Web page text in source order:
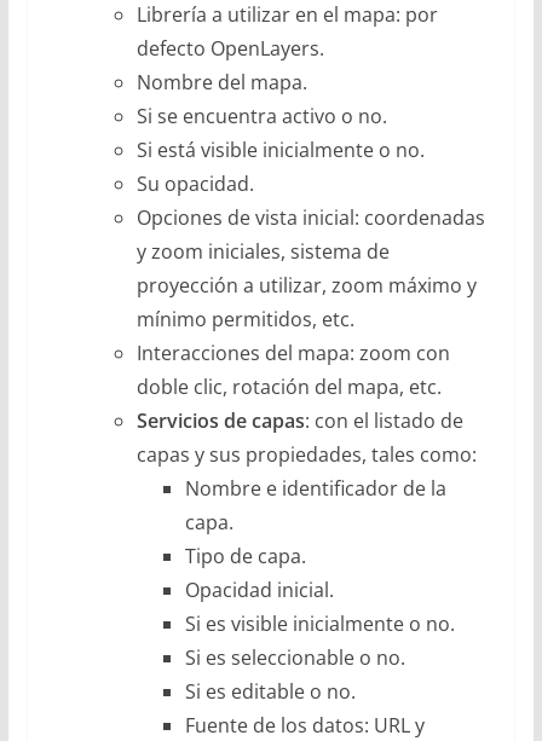
Librería a utilizar en el mapa: por
defecto OpenLayers.
Nombre del mapa.
Si se encuentra activo o no.
Si está visible inicialmente o no.
Su opacidad.
Opciones de vista inicial: coordenadas
y zoom iniciales, sistema de
proyección a utilizar, zoom máximo y
mínimo permitidos, etc.
Interacciones del mapa: zoom con
doble clic, rotación del mapa, etc.
Servicios de capas: con el listado de
capas y sus propiedades, tales como:
Nombre e identificador de la
capa.
Tipo de capa.
Opacidad inicial.
Si es visible inicialmente o no.
Si es seleccionable o no.
Si es editable o no.
Fuente de los datos: URL y